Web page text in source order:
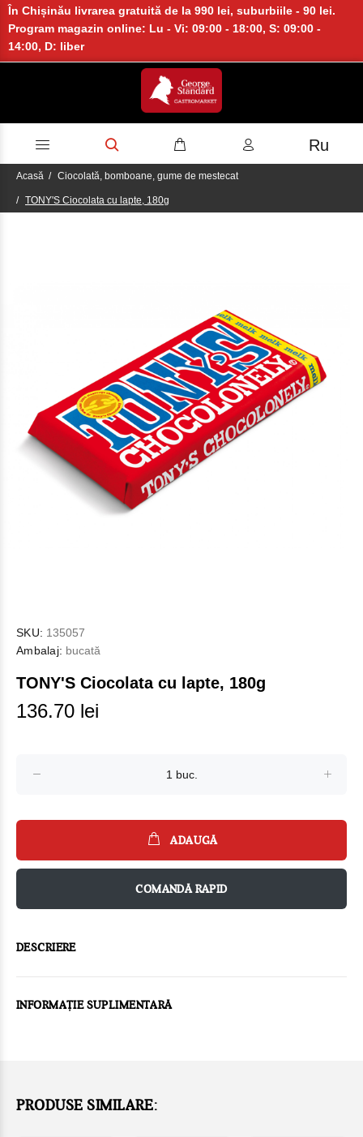
În Chișinău livrarea gratuită de la 990 lei, suburbiile - 90 lei.
Program magazin online: Lu - Vi: 09:00 - 18:00, S: 09:00 -
14:00, D: liber
Ru
Acasă Ciocolată, bomboane, gume de mestecat
TONY'S Ciocolata cu lapte, 180g
SKU: 135057
Ambalaj: bucată
TONY'S Ciocolata cu lapte, 180g
136.70 lei
ADAUGĂ
COMANDĂ RAPID
DESCRIERE
INFORMAȚIE SUPLIMENTARĂ
PRODUSE SIMILARE: